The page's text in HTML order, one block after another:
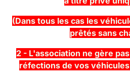
(Dans tous les cas les
prêtés sans
2 - L'association ne gère
réfections de vos